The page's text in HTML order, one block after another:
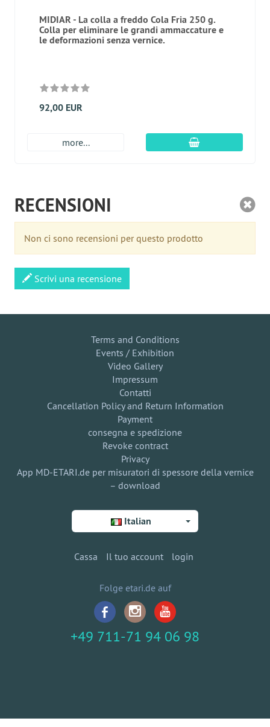
MIDIAR - La colla a freddo Cola Fria 250 g.
Colla per eliminare le grandi ammaccature e
le deformazioni senza vernice.
92,00 EUR
more... aggiungi al
RECENSIONI
Non ci sono recensioni per questo prodotto
Scrivi una recensione
Terms and Conditions
Events / Exhibition
Video Gallery
Impressum
Contatti
Cancellation Policy and Return Information
Payment
consegna e spedizione
Revoke contract
Privacy
App MD-ETARI.de per misuratori di spessore della vernice
– download
Italian
Cassa Il tuo account login
Folge etari.de auf
+49 711-71 94 06 98